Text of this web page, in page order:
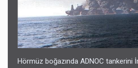
Hörmüz boğazında ADNOC tankerini